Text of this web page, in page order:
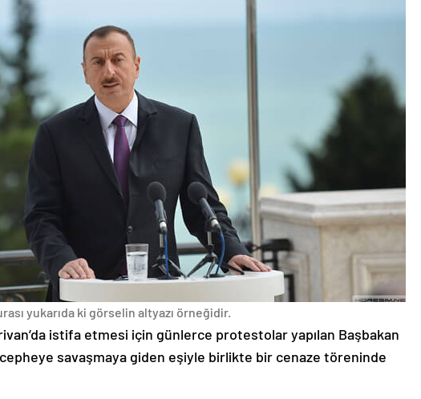
yukarıda ki görselin altyazı örneğidir.
istifa etmesi için günlerce protestolar yapılan Başbakan
savaşmaya giden eşiyle birlikte bir cenaze töreninde